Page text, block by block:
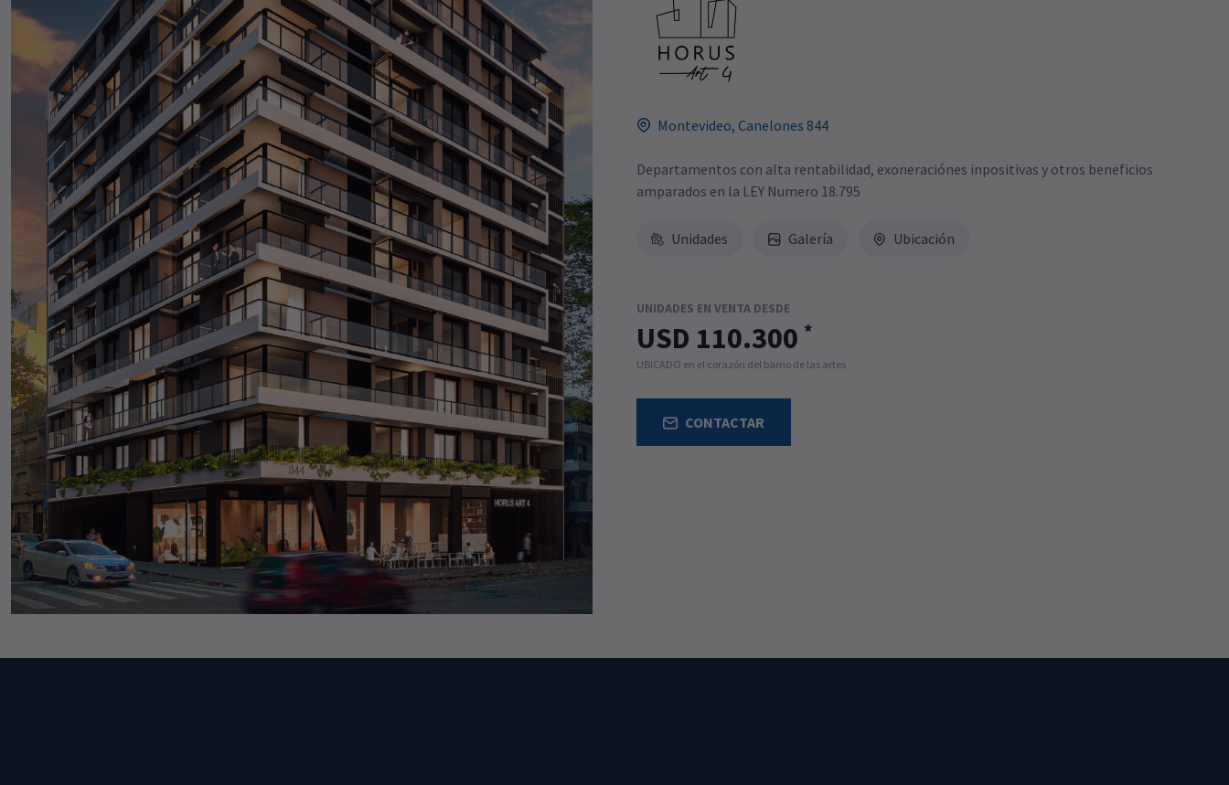
Montevideo, Canelones 844
Departamentos con alta rentabilidad, exoneraciónes inpositivas y otros beneficios
amparados en la LEY Numero 18.795
Unidades Galería Ubicación
UNIDADES EN VENTA DESDE
USD 110.300 *
UBICADO en el corazón del barrio de las artes
CONTACTAR